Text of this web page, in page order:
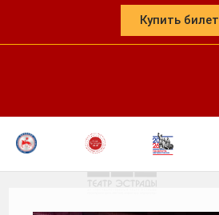
Купить билет